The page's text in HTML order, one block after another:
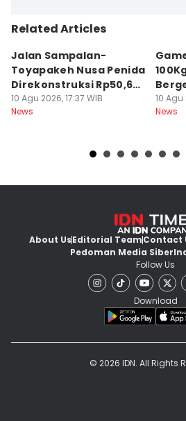
Related Articles
Jalan Sampalan-
Toyapakeh Nusa Penida
Direkonstruksi Rp50,6
Miliar
10 Agu 2026, 17:37 WIB
News
10 Agu
News
About UsEditorial TeamContact
Pedoman Media Siber
Follow Us
Download
© 2026 IDN. All Rights